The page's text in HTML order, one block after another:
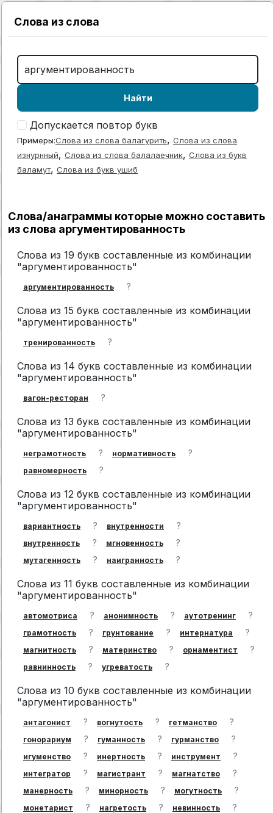
Слова из слова
Найти
Допускается повтор букв
Примеры:Слова из слова балагурить, Слова из слова
изнурнный, Слова из слова балалаечник, Слова из букв
баламут, Слова из букв ушиб
Слова/анаграммы которые можно составить
из слова аргументированность
Слова из 19 букв составленные из комбинации
"аргументированность"
аргументированность ?
Слова из 15 букв составленные из комбинации
"аргументированность"
тренированность ?
Слова из 14 букв составленные из комбинации
"аргументированность"
вагон-ресторан ?
Слова из 13 букв составленные из комбинации
"аргументированность"
неграмотность ? нормативность ?
равномерность ?
Слова из 12 букв составленные из комбинации
"аргументированность"
вариантность ? внутренности ?
внутренность ? мгновенность ?
мутагенность ? наигранность ?
Слова из 11 букв составленные из комбинации
"аргументированность"
автомотриса ? анонимность ? аутотренинг ?
грамотность ? грунтование ? интернатура ?
магнитность ? материнство ? орнаментист ?
равнинность ? угреватость ?
Слова из 10 букв составленные из комбинации
"аргументированность"
антагонист ? вогнутость ? гетманство ?
гонорариум ? гуманность ? гурманство ?
игуменство ? инертность ? инструмент ?
интегратор ? магистрант ? магнатство ?
манерность ? минорность ? могутность ?
монетарист ? нагретость ? невинность ?